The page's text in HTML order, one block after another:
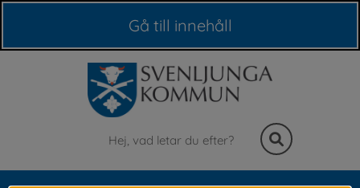
Gå till innehåll
Sök